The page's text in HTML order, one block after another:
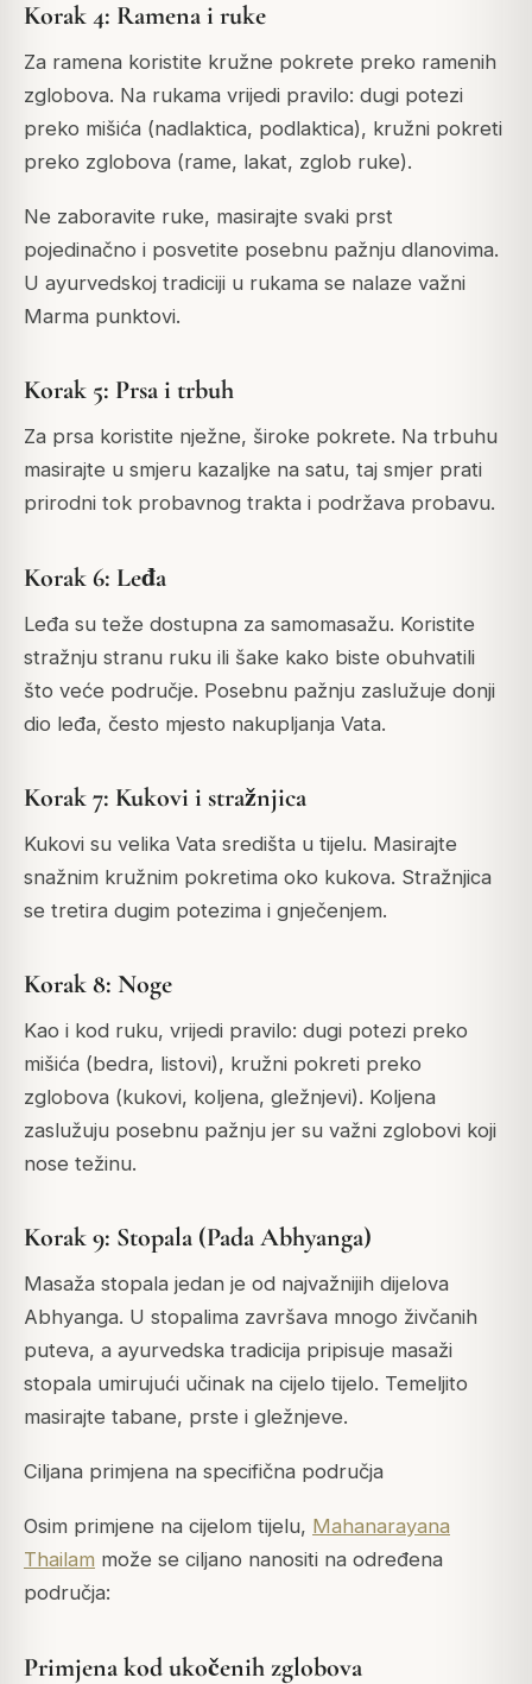
Korak 4: Ramena i ruke
Za ramena koristite kružne pokrete preko ramenih
zglobova. Na rukama vrijedi pravilo: dugi potezi
preko mišića (nadlaktica, podlaktica), kružni pokreti
preko zglobova (rame, lakat, zglob ruke).
Ne zaboravite ruke, masirajte svaki prst
pojedinačno i posvetite posebnu pažnju dlanovima.
U ayurvedskoj tradiciji u rukama se nalaze važni
Marma punktovi.
Korak 5: Prsa i trbuh
Za prsa koristite nježne, široke pokrete. Na trbuhu
masirajte u smjeru kazaljke na satu, taj smjer prati
prirodni tok probavnog trakta i podržava probavu.
Korak 6: Leđa
Leđa su teže dostupna za samomasažu. Koristite
stražnju stranu ruku ili šake kako biste obuhvatili
što veće područje. Posebnu pažnju zaslužuje donji
dio leđa, često mjesto nakupljanja Vata.
Korak 7: Kukovi i stražnjica
Kukovi su velika Vata središta u tijelu. Masirajte
snažnim kružnim pokretima oko kukova. Stražnjica
se tretira dugim potezima i gnječenjem.
Korak 8: Noge
Kao i kod ruku, vrijedi pravilo: dugi potezi preko
mišića (bedra, listovi), kružni pokreti preko
zglobova (kukovi, koljena, gležnjevi). Koljena
zaslužuju posebnu pažnju jer su važni zglobovi koji
nose težinu.
Korak 9: Stopala (Pada Abhyanga)
Masaža stopala jedan je od najvažnijih dijelova
Abhyanga. U stopalima završava mnogo živčanih
puteva, a ayurvedska tradicija pripisuje masaži
stopala umirujući učinak na cijelo tijelo. Temeljito
masirajte tabane, prste i gležnjeve.
Ciljana primjena na specifična područja
Osim primjene na cijelom tijelu, Mahanarayana
Thailam može se ciljano nanositi na određena
područja:
Primjena kod ukočenih zglobova